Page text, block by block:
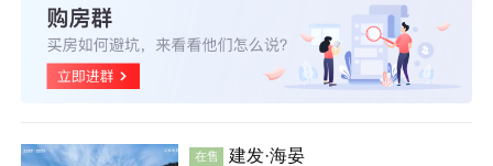
在售 建发·海晏